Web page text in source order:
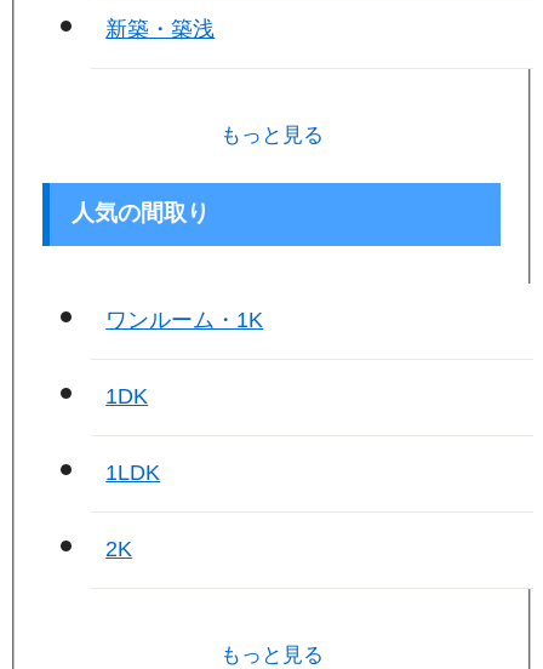
新築・築浅
もっと見る
人気の間取り
ワンルーム・1K
1DK
1LDK
2K
もっと見る